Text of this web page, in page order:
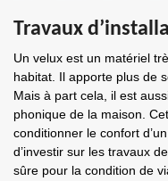
Travaux
Un velux est un matériel
habitat. Il apporte plus de
Mais à part cela, il est
phonique de la maison.
conditionner le confort
d’investir sur les travaux
sûre pour la condition de